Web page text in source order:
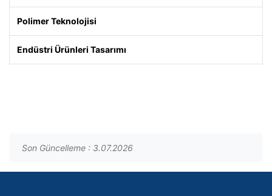
Polimer Teknolojisi
Endüstri Ürünleri Tasarımı
Son Güncelleme : 3.07.2026